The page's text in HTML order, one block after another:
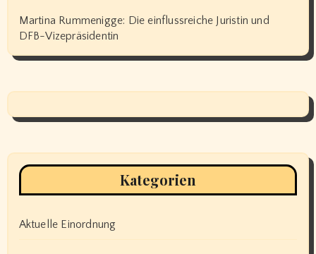
Martina Rummenigge: Die einflussreiche Juristin und
DFB-Vizepräsidentin
Kategorien
Aktuelle Einordnung